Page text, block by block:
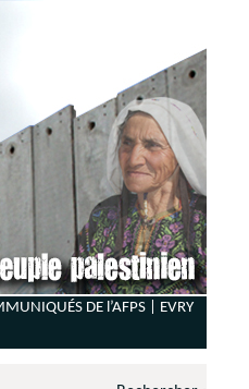
DE l’AFPS |
EVRY